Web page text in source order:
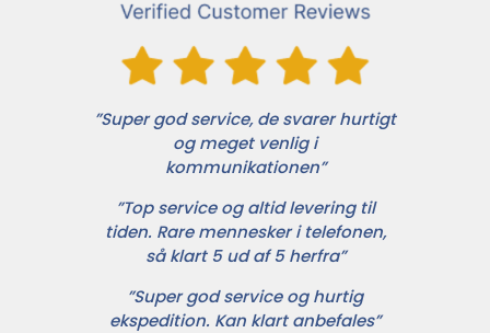
”Super god service, de svarer hurtigt
og meget venlig i
kommunikationen”
”Top service og altid levering til
tiden. Rare mennesker i telefonen,
så klart 5 ud af 5 herfra”
”Super god service og hurtig
ekspedition. Kan klart anbefales”